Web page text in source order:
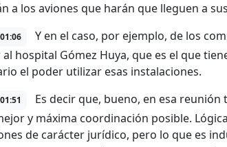
a los aviones que harán que lleguen a
Y en el caso, por ejemplo, de los
hospital Gómez Huya, que es el que
el poder utilizar esas instalaciones.
Es decir que, bueno, en esa
y máxima coordinación posible.
de carácter jurídico, pero lo que es